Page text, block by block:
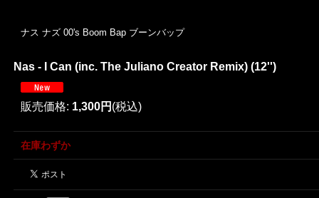
ナス ナズ 00's Boom Bap ブーンバップ
Nas - I Can (inc. The Juliano Creator Remix) (12'')
販売価格: 1,300円 (税込)
在庫わずか